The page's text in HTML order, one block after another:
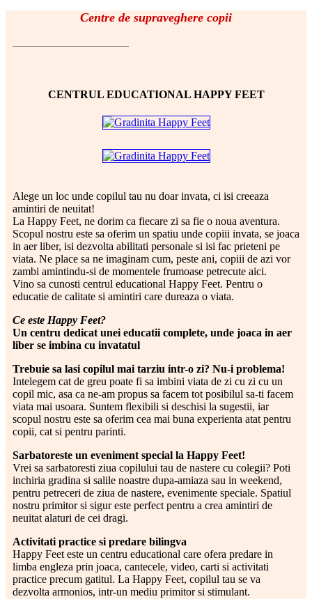
Centre de supraveghere copii
CENTRUL EDUCATIONAL HAPPY FEET
Alege un loc unde copilul tau nu doar invata, ci isi creeaza
amintiri de neuitat!
La Happy Feet, ne dorim ca fiecare zi sa fie o noua aventura.
Scopul nostru este sa oferim un spatiu unde copiii invata, se joaca
in aer liber, isi dezvolta abilitati personale si isi fac prieteni pe
viata. Ne place sa ne imaginam cum, peste ani, copiii de azi vor
zambi amintindu-si de momentele frumoase petrecute aici.
Vino sa cunosti centrul educational Happy Feet. Pentru o
educatie de calitate si amintiri care dureaza o viata.
Ce este Happy Feet?
Un centru dedicat unei educatii complete, unde joaca in aer
liber se imbina cu invatatul
Trebuie sa lasi copilul mai tarziu intr-o zi? Nu-i problema!
Intelegem cat de greu poate fi sa imbini viata de zi cu zi cu un
copil mic, asa ca ne-am propus sa facem tot posibilul sa-ti facem
viata mai usoara. Suntem flexibili si deschisi la sugestii, iar
scopul nostru este sa oferim cea mai buna experienta atat pentru
copii, cat si pentru parinti.
Sarbatoreste un eveniment special la Happy Feet!
Vrei sa sarbatoresti ziua copilului tau de nastere cu colegii? Poti
inchiria gradina si salile noastre dupa-amiaza sau in weekend,
pentru petreceri de ziua de nastere, evenimente speciale. Spatiul
nostru primitor si sigur este perfect pentru a crea amintiri de
neuitat alaturi de cei dragi.
Activitati practice si predare bilingva
Happy Feet este un centru educational care ofera predare in
limba engleza prin joaca, cantecele, video, carti si activitati
practice precum gatitul. La Happy Feet, copilul tau se va
dezvolta armonios, intr-un mediu primitor si stimulant.